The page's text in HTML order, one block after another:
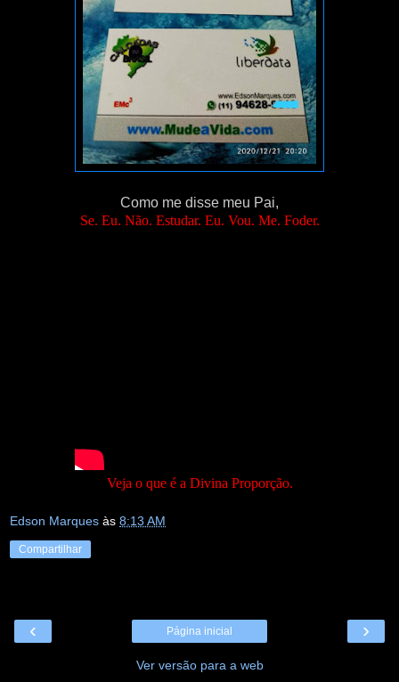
Como me disse meu Pai,
Se. Eu. Não. Estudar. Eu. Vou. Me. Foder.
Veja o que é a Divina Proporção.
Edson Marques às 8:13 AM
Compartilhar
‹ ›
Página inicial
Ver versão para a web